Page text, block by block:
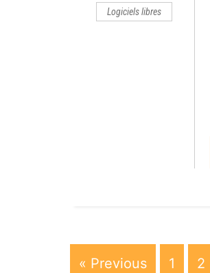
Logiciels libres
« Previous 1 2